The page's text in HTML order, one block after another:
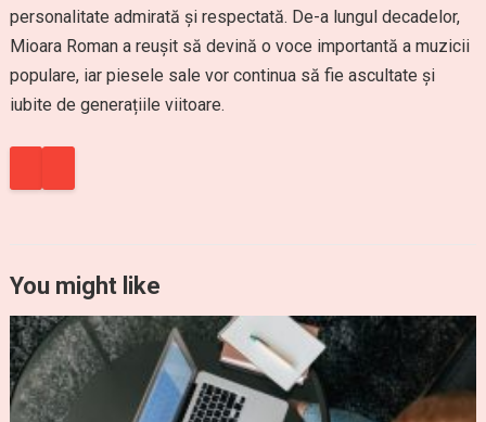
personalitate admirată și respectată. De-a lungul decadelor,
Mioara Roman a reușit să devină o voce importantă a muzicii
populare, iar piesele sale vor continua să fie ascultate și
iubite de generațiile viitoare.
You might like